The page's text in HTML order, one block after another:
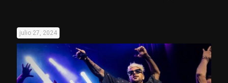
julio 27, 2024